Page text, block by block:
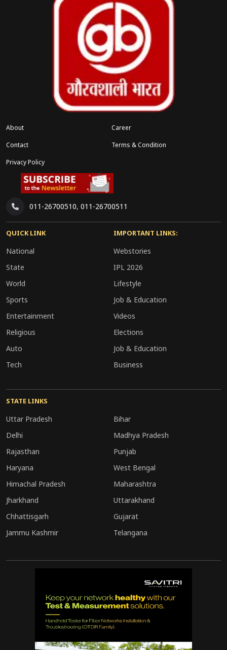
मुग्धा गोडसे, कायनात अरोड़ा और जरीना वहाब ने अपने
अभिनय से फिल्म को भावनात्मक गहराई दी है। लखनऊ
और बनारस की वास्तविक लोकेशनों पर शूट हुई यह फिल्म
दर्शकों को एक सशक्त सामाजिक संदेश देने में सफल रहती
अनिल बेदाग
About
Career
Contact
Terms & Condition
Privacy Policy
011-26700510, 011-26700511
QUICK LINK
National
State
World
Sports
Entertainment
Religious
Auto
Tech
IMPORTANT LINKS:
Webstories
IPL 2026
Lifestyle
Job & Education
Videos
Elections
Job & Education
Business
STATE LINKS
Uttar Pradesh
Bihar
Delhi
Madhya Pradesh
Rajasthan
Punjab
Haryana
West Bengal
Himachal Pradesh
Maharashtra
Jharkhand
Uttarakhand
Chhattisgarh
Gujarat
Jammu Kashmir
Telangana